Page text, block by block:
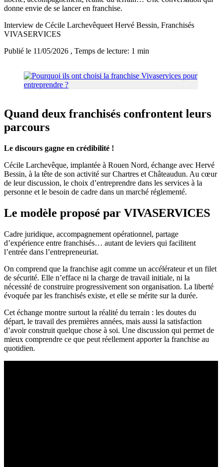
donne envie de se lancer en franchise.
Interview de Cécile Larchevêqueet Hervé Bessin, Franchisés
VIVASERVICES
Publié le 11/05/2026 , Temps de lecture: 1 min
Quand deux franchisés confrontent leurs
parcours
Le discours gagne en crédibilité !
Cécile Larchevêque, implantée à Rouen Nord, échange avec Hervé
Bessin, à la tête de son activité sur Chartres et Châteaudun. Au cœur
de leur discussion, le choix d’entreprendre dans les services à la
personne et le besoin de cadre dans un marché réglementé.
Le modèle proposé par VIVASERVICES
Cadre juridique, accompagnement opérationnel, partage
d’expérience entre franchisés… autant de leviers qui facilitent
l’entrée dans l’entrepreneuriat.
On comprend que la franchise agit comme un accélérateur et un filet
de sécurité. Elle n’efface ni la charge de travail initiale, ni la
nécessité de construire progressivement son organisation. La liberté
évoquée par les franchisés existe, et elle se mérite sur la durée.
Cet échange montre surtout la réalité du terrain : les doutes du
départ, le travail des premières années, mais aussi la satisfaction
d’avoir construit quelque chose à soi. Une discussion qui permet de
mieux comprendre ce que peut réellement apporter la franchise au
quotidien.